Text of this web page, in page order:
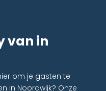
van in
om je gasten te
in Noordwijk? Onze